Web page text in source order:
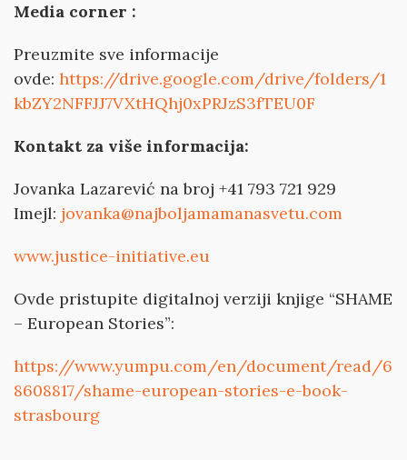
Media corner :
Preuzmite sve informacije
ovde: https://drive.google.com/drive/folders/1
kbZY2NFFJJ7VXtHQhj0xPRJzS3fTEU0F
Kontakt za više informacija:
Jovanka Lazarević na broj +41 793 721 929
Imejl: jovanka@najboljamamanasvetu.com
www.justice-initiative.eu
Ovde pristupite digitalnoj verziji knjige “SHAME
– European Stories”:
https://www.yumpu.com/en/document/read/6
8608817/shame-european-stories-e-book-
strasbourg